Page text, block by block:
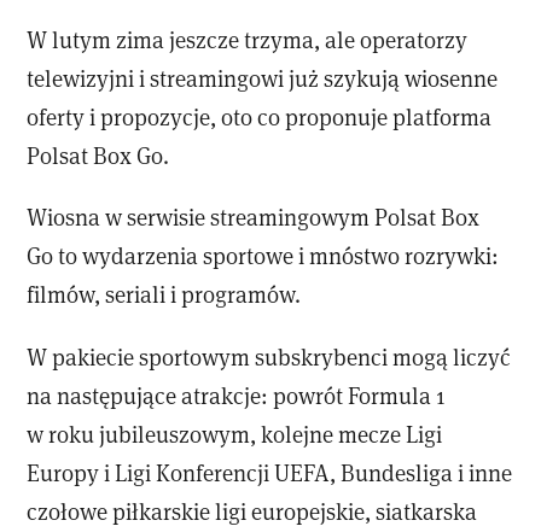
W lutym zima jeszcze trzyma, ale operatorzy
telewizyjni i streamingowi już szykują wiosenne
oferty i propozycje, oto co proponuje platforma
Polsat Box Go.
Wiosna w serwisie streamingowym Polsat Box
Go to wydarzenia sportowe i mnóstwo rozrywki:
filmów, seriali i programów.
W pakiecie sportowym subskrybenci mogą liczyć
na następujące atrakcje: powrót Formula 1
w roku jubileuszowym, kolejne mecze Ligi
Europy i Ligi Konferencji UEFA, Bundesliga i inne
czołowe piłkarskie ligi europejskie, siatkarska